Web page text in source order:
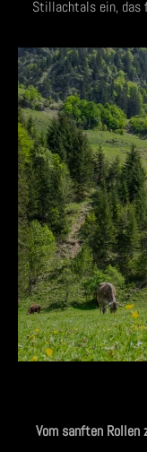
Stillachtals ein, das
Vom sanften Rollen